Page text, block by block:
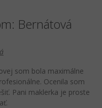
Bernátová
som bola maximálne
Ocenila som
Pani maklerka je proste